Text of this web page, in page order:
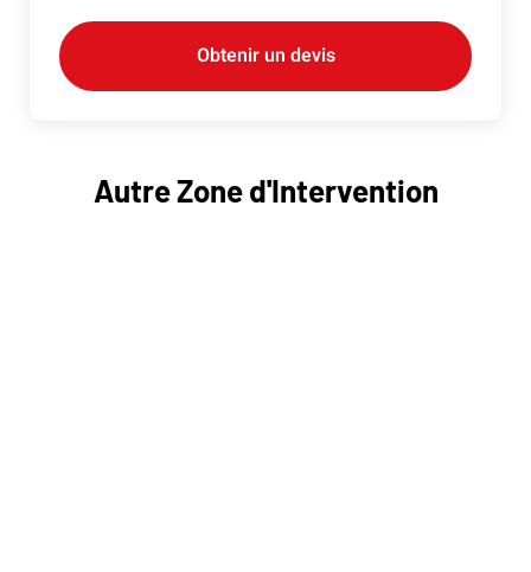
Obtenir un devis
Autre Zone d'Intervention